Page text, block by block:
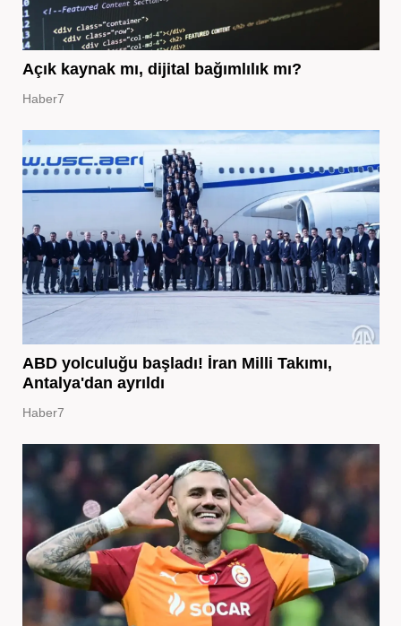
Açık kaynak mı, dijital bağımlılık mı?
Haber7
ABD yolculuğu başladı! İran Milli Takımı,
Antalya'dan ayrıldı
Haber7